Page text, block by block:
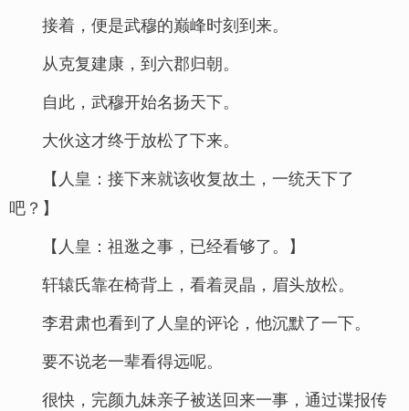
接着，便是武穆的巅峰时刻到来。
从克复建康，到六郡归朝。
自此，武穆开始名扬天下。
大伙这才终于放松了下来。
【人皇：接下来就该收复故土，一统天下了
吧？】
【人皇：祖逖之事，已经看够了。】
轩辕氏靠在椅背上，看着灵晶，眉头放松。
李君肃也看到了人皇的评论，他沉默了一下。
要不说老一辈看得远呢。
很快，完颜九妹亲子被送回来一事，通过谍报传